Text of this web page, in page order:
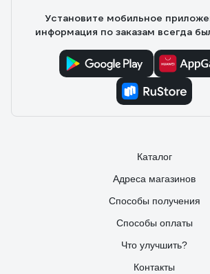
Установите мобильное
информация по заказам всегда
Каталог
Адреса магазинов
Способы получения
Способы оплаты
Что улучшить?
Контакты